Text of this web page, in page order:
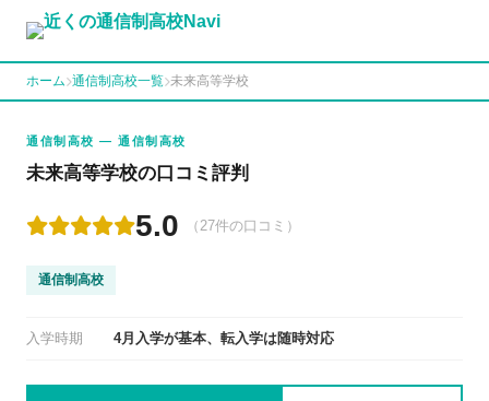
ホーム 通信制高校一覧 未来高等学校
通信制高校 — 通信制高校
未来高等学校の口コミ評判
5.0 （27件の口コミ）
通信制高校
入学時期 4月入学が基本、転入学は随時対応